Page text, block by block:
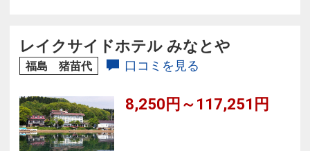
レイクサイドホテル みなとや
福島 猪苗代 口コミを見る
8,250円～117,251円